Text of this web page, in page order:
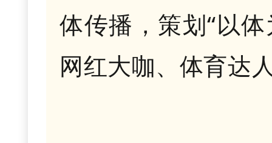
体传播，策划“以
网红大咖、体育达